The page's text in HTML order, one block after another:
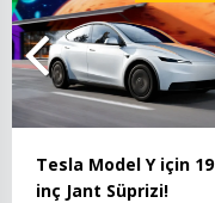
Tesla Model Y için 19
inç Jant Süprizi!